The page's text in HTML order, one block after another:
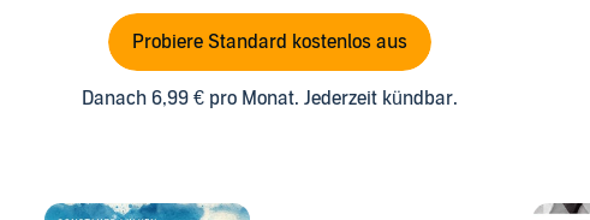
Probiere Standard kostenlos aus
Danach 6,99 € pro Monat. Jederzeit kündbar.